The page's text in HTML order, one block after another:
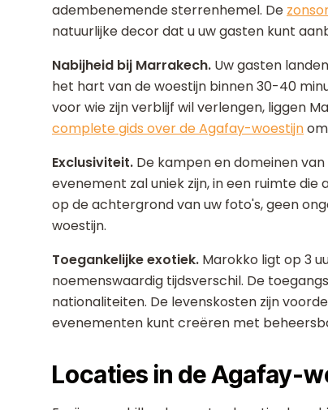
adembenemende sterrenhemel. De
natuurlijke decor dat u uw gasten kunt
Nabijheid bij Marrakech. Uw gasten
het hart van de woestijn binnen 30-40
voor wie zijn verblijf wil verlengen, liggen
complete gids over de Agafay-woestijn
Exclusiviteit. De kampen en domeinen
evenement zal uniek zijn, in een ruimte
op de achtergrond van uw foto's, geen
woestijn.
Toegankelijke exotiek. Marokko ligt op 3
noemenswaardig tijdsverschil. De
nationaliteiten. De levenskosten zijn
evenementen kunt creëren met
Locaties in de Agafay-